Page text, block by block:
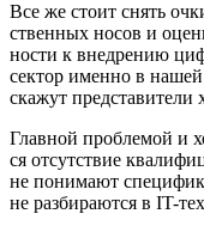
Все же сто­ит снять
ствен­ных носов и
но­сти к внед­ре­нию
сек­тор имен­но в
ска­жут пред­ста­ви­те­ли
Глав­ной про­бле­мой и
ся отсут­ствие
не пони­ма­ют
не раз­би­ра­ют­ся в IT-